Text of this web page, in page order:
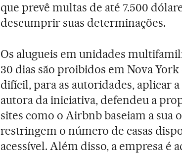
que prevê multas de até 7.500
descumprir suas determinações.
Os alugueis em unidades
30 dias são proibidos em Nova
difícil, para as autoridades, aplicar
autora da iniciativa, defendeu a
sites como o Airbnb baseiam a sua
restringem o número de casas
acessível. Além disso, a empresa é